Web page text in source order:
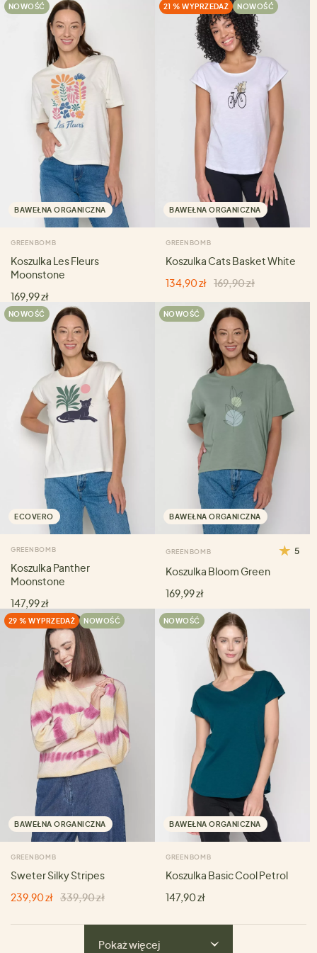
NOWOŚĆ
BAWEŁNA ORGANICZNA
GREENBOMB
Koszulka Les Fleurs
Moonstone
169,99 zł
21 % WYPRZEDAŻ NOWOŚĆ
BAWEŁNA ORGANICZNA
GREENBOMB
Koszulka Cats Basket White
134,90 zł 169,90 zł
NOWOŚĆ
ECOVERO
GREENBOMB
Koszulka Panther
Moonstone
147,99 zł
NOWOŚĆ
BAWEŁNA ORGANICZNA
GREENBOMB 5
Koszulka Bloom Green
169,99 zł
29 % WYPRZEDAŻ NOWOŚĆ
BAWEŁNA ORGANICZNA
GREENBOMB
Sweter Silky Stripes
239,90 zł 339,90 zł
NOWOŚĆ
BAWEŁNA ORGANICZNA
GREENBOMB
Koszulka Basic Cool Petrol
147,90 zł
Pokaż więcej